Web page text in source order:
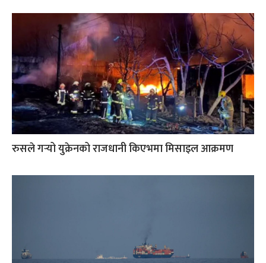
रुसले गर्‍यो युक्रेनको राजधानी किएभमा मिसाइल आक्रमण